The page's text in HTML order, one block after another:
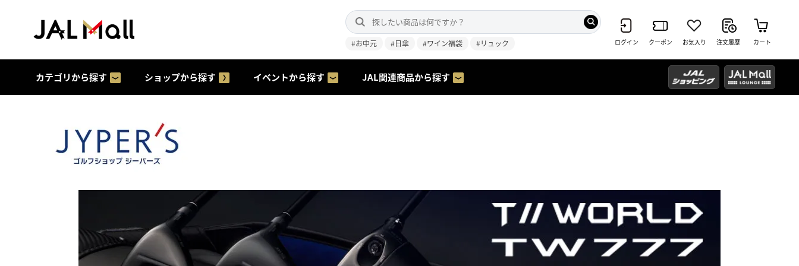
#お中元 #日傘 #ワイン福袋 #リュック ログイン クーポン お気入り 注文履歴 カート
カテゴリから探す ショップから探す イベントから探す JAL関連商品から探す